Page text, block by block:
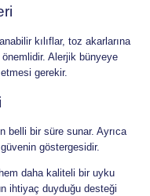
kılıflar, toz akarlarına
önemlidir. Alerjik bünyeye
gerekir.
belli bir süre sunar. Ayrıca
göstergesidir.
daha kaliteli bir uyku
ihtiyaç duyduğu desteği